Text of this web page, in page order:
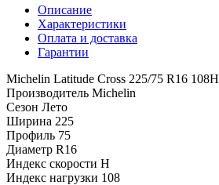
Описание
Характеристики
Оплата и доставка
Гарантии
Michelin Latitude Cross 225/75 R16 108H
Производитель Michelin
Сезон Лето
Ширина 225
Профиль 75
Диаметр R16
Индекс скорости H
Индекс нагрузки 108